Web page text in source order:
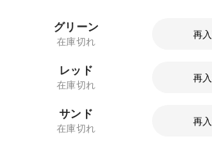
グリーン
在庫切れ
再
レッド
在庫切れ
再
サンド
在庫切れ
再